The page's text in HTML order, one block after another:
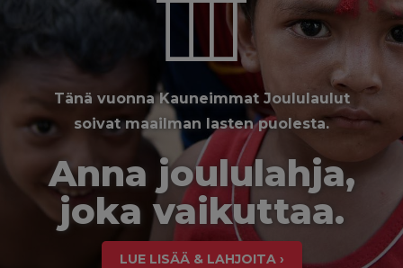
Tänä vuonna Kauneimmat Joululaulut
soivat maailman lasten puolesta.
Anna joululahja,
joka vaikuttaa.
LUE LISÄÄ & LAHJOITA ›